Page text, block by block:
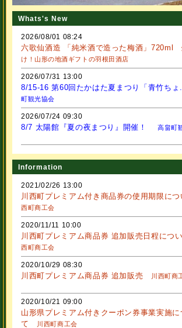
Whats's New
2026/08/01 08:24
六歌仙酒造 「純米酒で造った梅酒」720ml
け！山形の地酒ギフトの羽根田酒店
2026/07/31 13:00
8/15-16 第60回たかはた夏まつり「青竹ちょ
町観光協会
2026/07/24 09:30
8/7 太陽館『夏の夜まつり』開催！ 高畠町
Information
2021/02/26 13:00
川西町プレミアム付き商品券の使用期限につ
西町商工会
2020/11/11 10:00
川西町プレミアム商品券 追加販売日程につ
西町商工会
2020/10/29 08:30
川西町プレミアム商品券 追加販売 川西町商
2020/10/21 09:00
山形県プレミアム付きクーポン券事業実施に
て
川西町商工会